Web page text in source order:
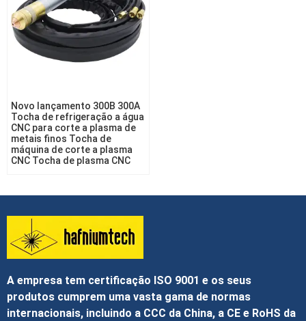
Novo lançamento 300B 300A
Tocha de refrigeração a água
CNC para corte a plasma de
metais finos Tocha de
máquina de corte a plasma
CNC Tocha de plasma CNC
A empresa tem certificação ISO 9001 e os seus
produtos cumprem uma vasta gama de normas
internacionais, incluindo a CCC da China, a CE e RoHS da